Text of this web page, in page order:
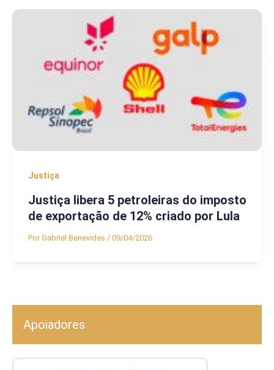
Justiça
Justiça libera 5 petroleiras do imposto
de exportação de 12% criado por Lula
PorGabriel Benevides / 09/04/2026
Apoiadores